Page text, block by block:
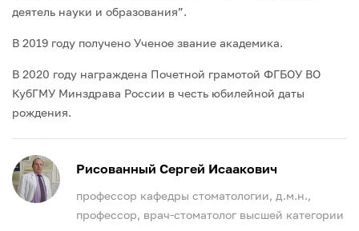
деятель науки и образования”.
В 2019 году получено Ученое звание академика.
В 2020 году награждена Почетной грамотой ФГБОУ ВО
КубГМУ Минздрава России в честь юбилейной даты
рождения.
Рисованный Сергей Исаакович
профессор кафедры стоматологии, д.м.н.,
профессор, врач-стоматолог высшей категории